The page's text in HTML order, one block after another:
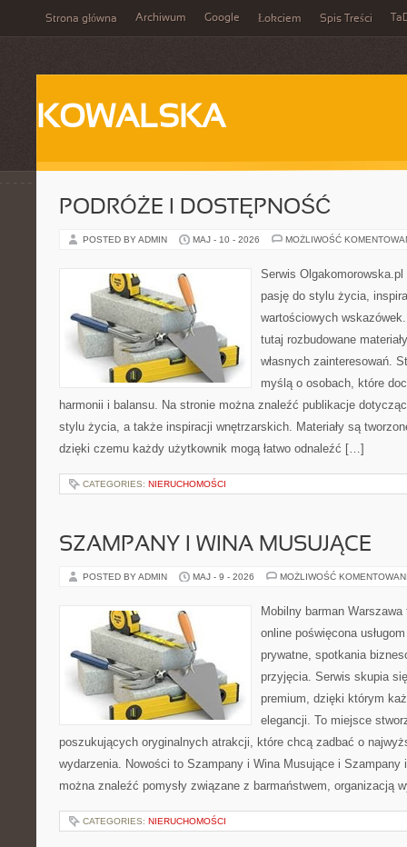
Strona główna Archiwum Google Łokciem Spis Treści
KOWALSKA
PODRÓŻE I DOSTĘPNOŚĆ
POSTED BY ADMIN MAJ - 10 - 2026 MOŻLIWOŚĆ
Serwis
pasję do stylu życia,
wartościowych
tutaj rozbudowane
własnych zainteresowań.
myślą o osobach, które
harmonii i balansu. Na stronie można znaleźć publikacje
stylu życia, a także inspiracji wnętrzarskich. Materiały są
dzięki czemu każdy użytkownik mogą łatwo odnaleźć […]
CATEGORIES: NIERUCHOMOŚCI
SZAMPANY I WINA MUSUJĄCE
POSTED BY ADMIN MAJ - 9 - 2026 MOŻLIWOŚĆ
Mobilny barman
online poświęcona
prywatne, spotkania
przyjęcia. Serwis skupia
premium, dzięki którym
elegancji. To miejsce
poszukujących oryginalnych atrakcji, które chcą zadbać o
wydarzenia. Nowości to Szampany i Wina Musujące i Szampany
można znaleźć pomysły związane z barmaństwem, organizacją
CATEGORIES: NIERUCHOMOŚCI